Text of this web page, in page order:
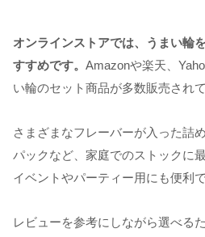
オンラインストアでは、うまい輪
すすめです。 Amazonや楽天、
い輪のセット商品が多数販売されて
さまざまなフレーバーが入った詰
パックなど、家庭でのストックに
イベントやパーティー用にも便利で
レビューを参考にしながら選べる